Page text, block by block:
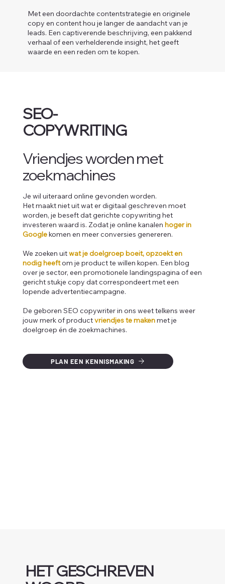
Met een doordachte contentstrategie en originele
copy en content hou je langer de aandacht van je
leads. Een captiverende beschrijving, een pakkend
verhaal of een verhelderende insight, het geeft
waarde en een reden om te kopen.
SEO-
COPYWRITING
Vriendjes worden met
zoekmachines
Je wil uiteraard online gevonden worden.
Het maakt niet uit wat er digitaal geschreven moet
worden, je beseft dat gerichte copywriting het
investeren waard is. Zodat je online kanalen hoger in
Googlekomen en meer conversies genereren.
We zoeken uitwat je doelgroep boeit, opzoekt en
nodig heeftom je product te willen kopen. Een blog
over je sector, een promotionele landingspagina of een
gericht stukje copy dat correspondeert met een
lopende advertentiecampagne.
De geboren SEO copywriter in ons weet telkens weer
jouw merk of productvriendjes te makenmet je
doelgroep én de zoekmachines.
PLAN EEN KENNISMAKING
HET GESCHREVEN